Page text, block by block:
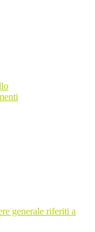
generale riferiti a